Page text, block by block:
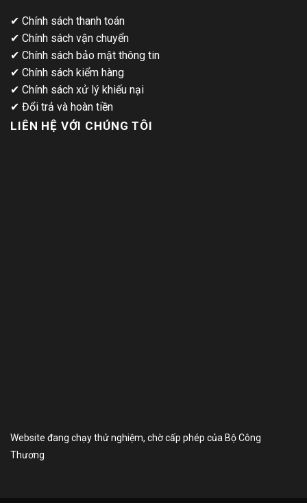
✔ Chính sách thanh toán
✔ Chính sách vận chuyển
✔ Chính sách bảo mật thông tin
✔ Chính sách kiểm hàng
✔ Chính sách xử lý khiếu nại
✔ Đổi trả và hoàn tiền
LIÊN HỆ VỚI CHÚNG TÔI
Website đang chạy thử nghiệm, chờ cấp phép của Bộ Công
Thương